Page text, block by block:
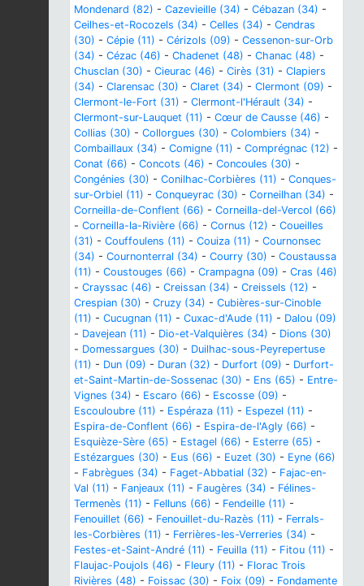
Mondenard (82) - Cazevieille (34) - Cébazan (34) -
Ceilhes-et-Rocozels (34) - Celles (34) - Cendras
(30) - Cépie (11) - Cérizols (09) - Cessenon-sur-Orb
(34) - Cézac (46) - Chadenet (48) - Chanac (48) -
Chusclan (30) - Cieurac (46) - Cirès (31) - Clapiers
(34) - Clarensac (30) - Claret (34) - Clermont (09) -
Clermont-le-Fort (31) - Clermont-l'Hérault (34) -
Clermont-sur-Lauquet (11) - Cœur de Causse (46) -
Collias (30) - Collorgues (30) - Colombiers (34) -
Combaillaux (34) - Comigne (11) - Comprégnac (12) -
Conat (66) - Concots (46) - Concoules (30) -
Congénies (30) - Conilhac-Corbières (11) - Conques-
sur-Orbiel (11) - Conqueyrac (30) - Corneilhan (34) -
Corneilla-de-Conflent (66) - Corneilla-del-Vercol (66)
- Corneilla-la-Rivière (66) - Cornus (12) - Coueilles
(31) - Couffoulens (11) - Couiza (11) - Cournonsec
(34) - Cournonterral (34) - Courry (30) - Coustaussa
(11) - Coustouges (66) - Crampagna (09) - Cras (46)
- Crayssac (46) - Creissan (34) - Creissels (12) -
Crespian (30) - Cruzy (34) - Cubières-sur-Cinoble
(11) - Cucugnan (11) - Cuxac-d'Aude (11) - Dalou (09)
- Davejean (11) - Dio-et-Valquières (34) - Dions (30)
- Domessargues (30) - Duilhac-sous-Peyrepertuse
(11) - Dun (09) - Duran (32) - Durfort (09) - Durfort-
et-Saint-Martin-de-Sossenac (30) - Ens (65) - Entre-
Vignes (34) - Escaro (66) - Escosse (09) -
Escouloubre (11) - Espéraza (11) - Espezel (11) -
Espira-de-Conflent (66) - Espira-de-l'Agly (66) -
Esquièze-Sère (65) - Estagel (66) - Esterre (65) -
Estézargues (30) - Eus (66) - Euzet (30) - Eyne (66)
- Fabrègues (34) - Faget-Abbatial (32) - Fajac-en-
Val (11) - Fanjeaux (11) - Faugères (34) - Félines-
Termenès (11) - Felluns (66) - Fendeille (11) -
Fenouillet (66) - Fenouillet-du-Razès (11) - Ferrals-
les-Corbières (11) - Ferrières-les-Verreries (34) -
Festes-et-Saint-André (11) - Feuilla (11) - Fitou (11) -
Flaujac-Poujols (46) - Fleury (11) - Florac Trois
Rivières (48) - Foissac (30) - Foix (09) - Fondamente